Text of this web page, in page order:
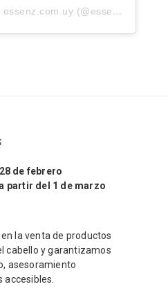
A post shared by essenz.com.uy (@essenz.com.uy)
de febrero
a partir del 1 de marzo
la venta de productos
cabello y garantizamos
asesoramiento